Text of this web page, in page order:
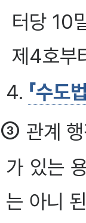
터당 10
제4호부
4. 「수도
③ 관계
가 있는
는 아니